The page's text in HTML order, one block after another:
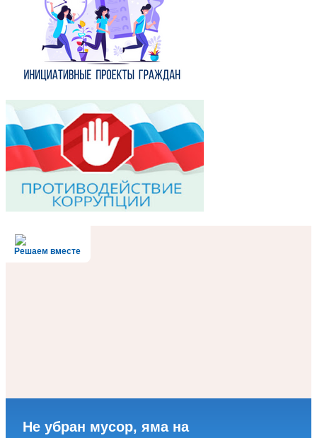
Решаем вместе
Не убран мусор, яма на